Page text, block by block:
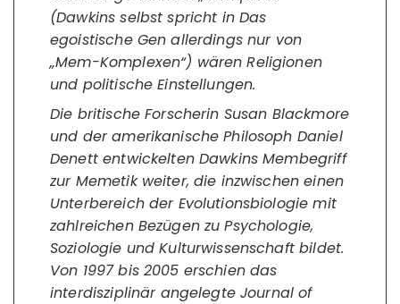
(Dawkins selbst spricht in Das
egoistische Gen allerdings nur von
„Mem-Komplexen“) wären Religionen
und politische Einstellungen.
Die britische Forscherin Susan Blackmore
und der amerikanische Philosoph Daniel
Denett entwickelten Dawkins Membegriff
zur Memetik weiter, die inzwischen einen
Unterbereich der Evolutionsbiologie mit
zahlreichen Bezügen zu Psychologie,
Soziologie und Kulturwissenschaft bildet.
Von 1997 bis 2005 erschien das
interdisziplinär angelegte Journal of